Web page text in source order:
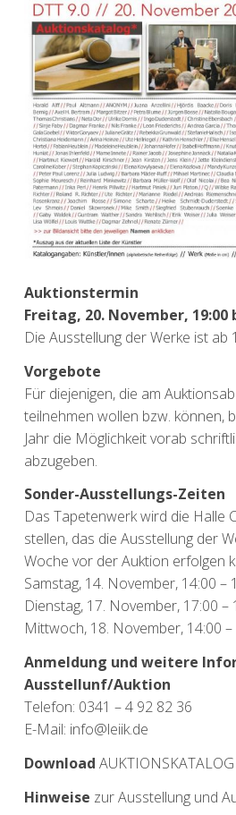
Auktionstermin
Freitag, 20. November, 19:00
Die Ausstellung der Werke ist ab
Vorgebote
Für diejenigen, die am
teilnehmen wollen bzw. können,
Jahr die Möglichkeit vorab
abzugeben.
Sonder-Ausstellungs-Zeiten
Das Tapetenwerk wird die Halle
stellen, das die Ausstellung der
Woche vor der Auktion erfolgen
Samstag, 14. November, 14:00 –
Dienstag, 17. November, 17:00 –
Mittwoch, 18. November, 14:00
Anmeldung und weitere
Ausstellunf/Auktion
Telefon: 0341 – 4 92 82 36
E-Mail: info@leiik.de
Download AUKTIONSKATALOG
Hinweise zur Ausstellung und